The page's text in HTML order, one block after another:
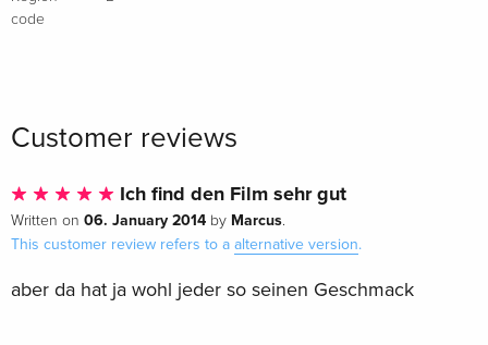
code
Customer reviews
Ich find den Film sehr gut
Written on 06. January 2014 by Marcus.
This customer review refers to a alternative version.
aber da hat ja wohl jeder so seinen Geschmack